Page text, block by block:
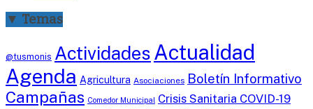
▼ Temas
@tusmonis Actividades Actualidad
Agenda Agricultura Asociaciones Boletín Informativo
Campañas Comedor Municipal Crisis Sanitaria COVID-19